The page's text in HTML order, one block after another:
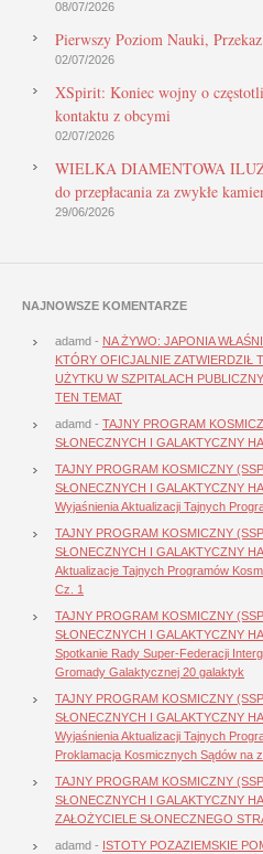
08/07/2026
Pierwszy Poziom Nauki,
02/07/2026
XSpirit: Koniec wojny o
kontaktu z obcymi
02/07/2026
WIELKA DIAMENTOWA
do przepłacania za zwykłe
29/06/2026
NAJNOWSZE KOMENTARZE
adamd - NA ŻYWO: JAPONIA
KTÓRY OFICJALNIE ZATWIERDZIŁ
UŻYTKU W SZPITALACH
TEN TEMAT
adamd - TAJNY PROGRAM
SŁONECZNYCH I GALAKTYCZNY
TAJNY PROGRAM KOSMICZNY
SŁONECZNYCH I GALAKTYCZNY
Wyjaśnienia Aktualizacji Tajnych
TAJNY PROGRAM KOSMICZNY
SŁONECZNYCH I GALAKTYCZNY
Aktualizacje Tajnych Programów
Cz. 1
TAJNY PROGRAM KOSMICZNY
SŁONECZNYCH I GALAKTYCZNY
Spotkanie Rady Super-Federacji
Gromady Galaktycznej 20 galaktyk
TAJNY PROGRAM KOSMICZNY
SŁONECZNYCH I GALAKTYCZNY
Wyjaśnienia Aktualizacji Tajnych
Proklamacja Kosmicznych Sądów na
TAJNY PROGRAM KOSMICZNY
SŁONECZNYCH I GALAKTYCZNY
ZAŁOŻYCIELE SŁONECZNEGO
adamd - ISTOTY POZAZIEMSKIE